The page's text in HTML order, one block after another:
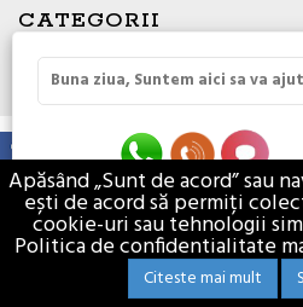
CATEGORII
DATE DE CONTACT
Toate
Materiale de
Apăsând „Sunt de acord” sau
ești de acord să permiți
cookie-uri sau tehnologii
Politica de confidentialitate
Citeste mai mult
Buna ziua, Suntem aici sa va